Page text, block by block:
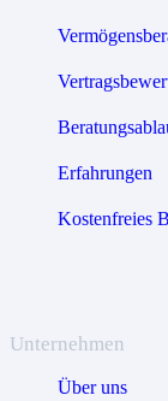
Erfahrungen
Kostenfreies
Unternehmen
Über uns